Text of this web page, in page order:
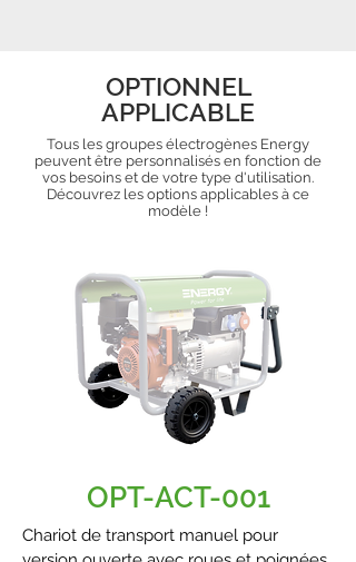
OPTIONNEL
APPLICABLE
Tous les groupes électrogènes Energy
peuvent être personnalisés en fonction de
vos besoins et de votre type d'utilisation.
Découvrez les options applicables à ce
modèle !
OPT-ACT-001
Chariot de transport manuel pour